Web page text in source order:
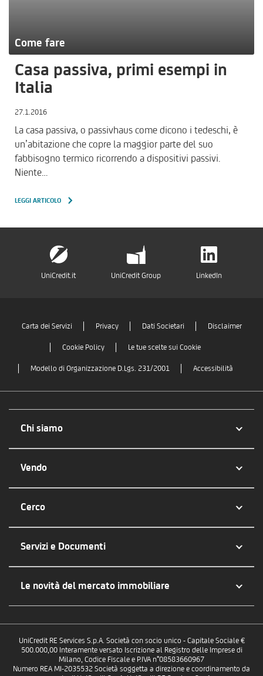
Come fare
Casa passiva, primi esempi in
Italia
27.1.2016
La casa passiva, o passivhaus come dicono i tedeschi, è
un’abitazione che copre la maggior parte del suo
fabbisogno termico ricorrendo a dispositivi passivi.
Niente…
LEGGI ARTICOLO
UniCredit.it UniCredit Group LinkedIn
Carta dei Servizi Privacy Dati Societari Disclaimer
Cookie Policy Le tue scelte sui Cookie
Modello di Organizzazione D.Lgs. 231/2001 Accessibilità
Chi siamo
Vendo
Cerco
Servizi e Documenti
Le novità del mercato immobiliare
UniCredit RE Services S.p.A. Società con socio unico - Capitale Sociale €
500.000,00 Interamente versato Iscrizione al Registro delle Imprese di
Milano, Codice Fiscale e P.IVA n°08583660967
Numero REA MI-2035532 Società soggetta a direzione e coordinamento da